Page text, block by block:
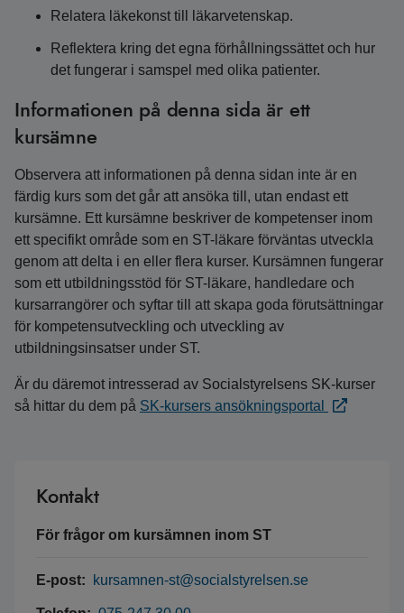
Relatera läkekonst till läkarvetenskap.
Reflektera kring det egna förhållningssättet och hur
det fungerar i samspel med olika patienter.
Informationen på denna sida är ett
kursämne
Observera att informationen på denna sidan inte är en
färdig kurs som det går att ansöka till, utan endast ett
kursämne. Ett kursämne beskriver de kompetenser inom
ett specifikt område som en ST-läkare förväntas utveckla
genom att delta i en eller flera kurser. Kursämnen fungerar
som ett utbildningsstöd för ST-läkare, handledare och
kursarrangörer och syftar till att skapa goda förutsättningar
för kompetensutveckling och utveckling av
utbildningsinsatser under ST.
Är du däremot intresserad av Socialstyrelsens SK-kurser
så hittar du dem på SK-kursers ansökningsportal
Kontakt
För frågor om kursämnen inom ST
E-post: kursamnen-st@socialstyrelsen.se